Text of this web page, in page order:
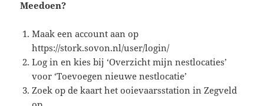
Meedoen?
Maak een account aan op
https://stork.sovon.nl/user/login/
Log in en kies bij ‘Overzicht mijn nestlocaties’
voor ‘Toevoegen nieuwe nestlocatie’
Zoek op de kaart het ooievaarsstation in Zegveld